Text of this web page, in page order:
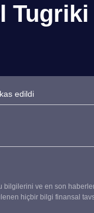
edildi
bilgilerini ve en son
hiçbir bilgi finansal